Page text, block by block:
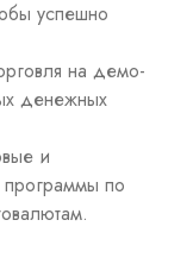
успешно
на демо-
денежных
и
программы по